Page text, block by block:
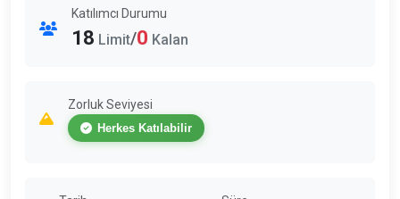
Katılımcı Durumu
18 Limit/0 Kalan
Zorluk Seviyesi
Herkes Katılabilir